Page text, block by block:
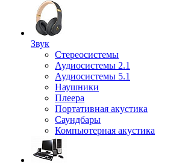
Звук
Стереосистемы
Аудиосистемы 2.1
Аудиосистемы 5.1
Наушники
Плеера
Портативная акустика
Саундбары
Компьютерная акустика